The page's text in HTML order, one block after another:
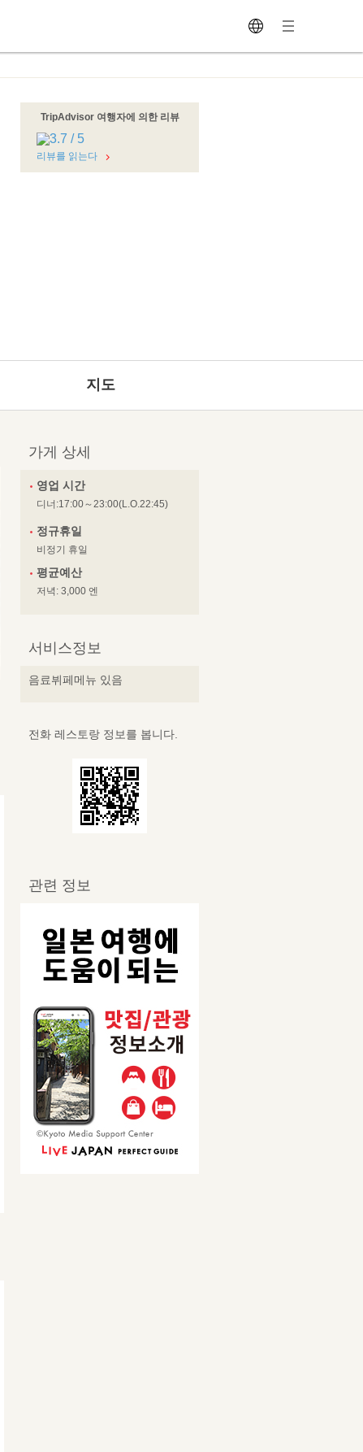
TripAdvisor 여행자에 의한 리뷰
리뷰를 읽는다
지도
가게 상세
영업 시간
디너:17:00～23:00(L.O.22:45)
정규휴일
비정기 휴일
평균예산
저녁: 3,000 엔
서비스정보
음료뷔페메뉴 있음
전화 레스토랑 정보를 봅니다.
관련 정보